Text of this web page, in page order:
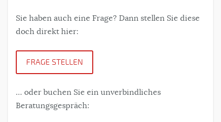
Sie haben auch eine Frage? Dann stellen Sie diese
doch direkt hier:
FRAGE STELLEN
… oder buchen Sie ein unverbindliches
Beratungsgespräch: